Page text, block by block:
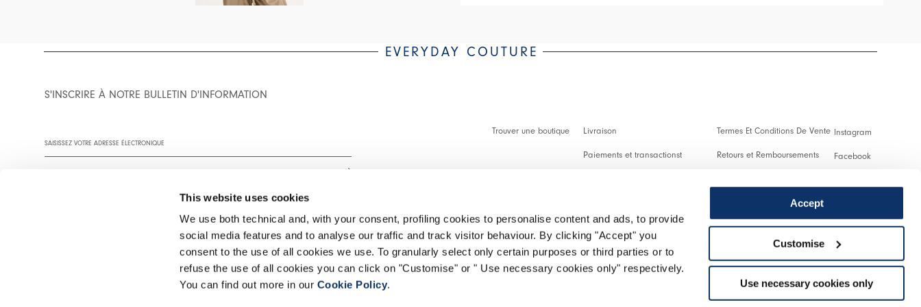
This website uses cookies
We use both technical and, with your consent, profiling cookies to personalise content and ads, to provide
social media features and to analyse our traffic and track visitor behaviour. By clicking "Accept" you
consent to the use of all cookies we use. To granularly select only certain purposes or third parties or to
refuse the use of all cookies you can click on "Customise" or " Use necessary cookies only" respectively.
You can find out more in our Cookie Policy.
Accept
Customise
Use necessary cookies only
EVERYDAY COUTURE
S'INSCRIRE À NOTRE BULLETIN D'INFORMATION
Vous êtes invité à lire notre politique de confidentialité dans son intégralité.
Trouver une boutique Livraison
Paiements et transactionst
Effectuer un retour
Termes Et Conditions De Vente
Retours et Remboursements
Cookies
Instagram
Facebook
Twitter
Spotify